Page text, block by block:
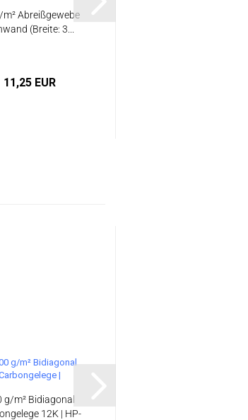
Abreißgewebe
(Breite: 3...
11,25 EUR
g/m² Bidiagonal
12K | HP-